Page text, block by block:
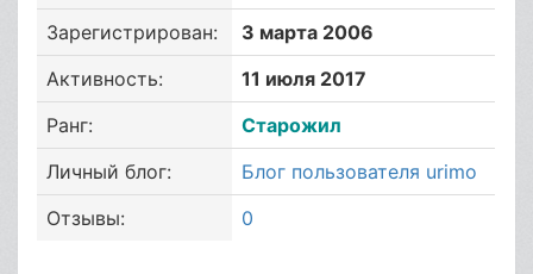
Зарегистрирован:
3 марта 2006
Активность:
11 июля 2017
Ранг:
Старожил
Личный блог:
Блог пользователя urimo
Отзывы:
0